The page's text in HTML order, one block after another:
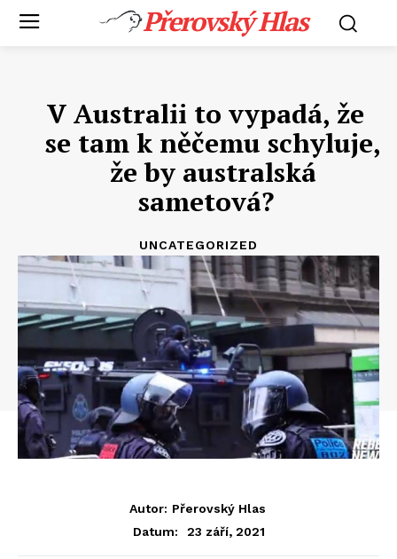
Přerovský Hlas
V Australii to vypadá, že
se tam k něčemu schyluje,
že by australská
sametová?
UNCATEGORIZED
Autor: Přerovský Hlas
Datum:
23 září, 2021